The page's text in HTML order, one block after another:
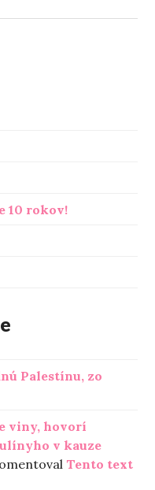
10 rokov!
Palestínu, zo
viny, hovorí
v kauze
Tento text